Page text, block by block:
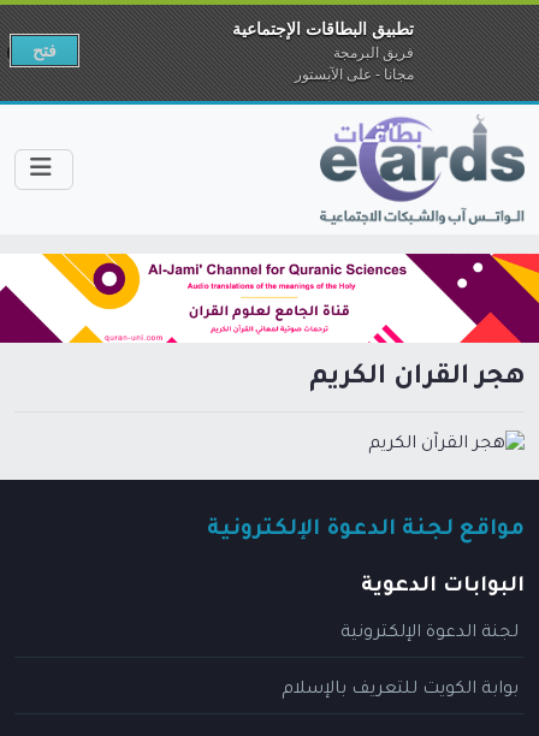
هجر القرآن الكريم
مواقع لجنة الدعوة الإلكترونية
البوابات الدعوية
لجنة الدعوة الإلكترونية
بوابة الكويت للتعريف بالإسلام
تطبيق البطاقات الإجتماعية
فريق البرمجة
مجانا - على الآبستور
فتح